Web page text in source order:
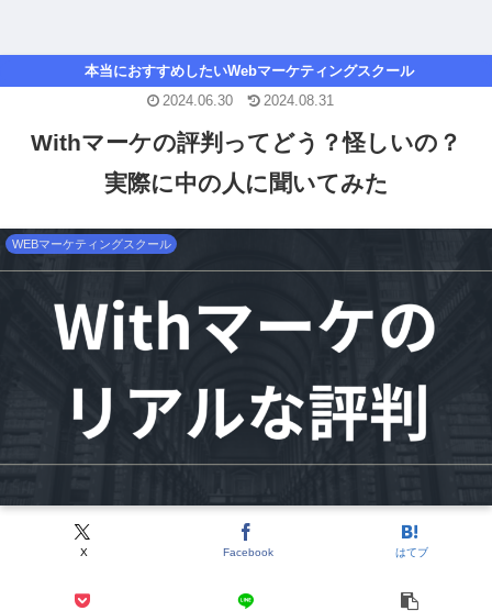
本当におすすめしたいWebマーケティングスクール
Withマーケの評判ってどう？怪しいの？
実際に中の人に聞いてみた
WEBマーケティングスクール
X Facebook はてブ
2024.06.30 2024.08.31